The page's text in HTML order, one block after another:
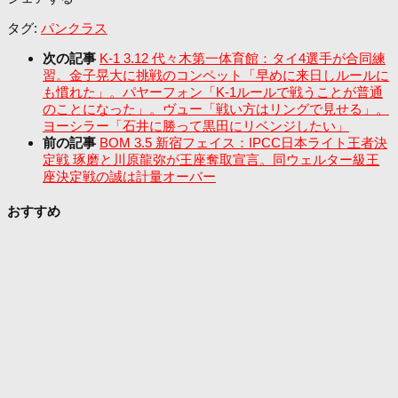
タグ: パンクラス
次の記事 K-1 3.12 代々木第一体育館：タイ4選手が合同練
習。金子晃大に挑戦のコンペット「早めに来日しルールに
も慣れた」。パヤーフォン「K-1ルールで戦うことが普通
のことになった」。ヴュー「戦い方はリングで見せる」。
ヨーシラー「石井に勝って黒田にリベンジしたい」
前の記事 BOM 3.5 新宿フェイス：IPCC日本ライト王者決
定戦 琢磨と川原龍弥が王座奪取宣言。同ウェルター級王
座決定戦の誠は計量オーバー
おすすめ